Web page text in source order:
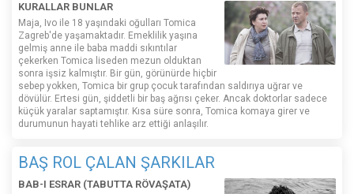
KURALLAR BUNLAR
Maja, Ivo ile 18 yaşındaki oğulları Tomica
Zagreb'de yaşamaktadır. Emeklilik yaşına
gelmiş anne ile baba maddi sıkıntılar
çekerken Tomica liseden mezun olduktan
sonra işsiz kalmıştır. Bir gün, görünürde hiçbir
sebep yokken, Tomica bir grup çocuk tarafından saldırıya uğrar ve
dövülür. Ertesi gün, şiddetli bir baş ağrısı çeker. Ancak doktorlar sadece
küçük yaralar saptamıştır. Kısa süre sonra, Tomica komaya girer ve
durumunun hayati tehlike arz ettiği anlaşılır.
BAŞ ROL ÇALAN ŞARKILAR
BAB-I ESRAR (TABUTTA RÖVAŞATA)